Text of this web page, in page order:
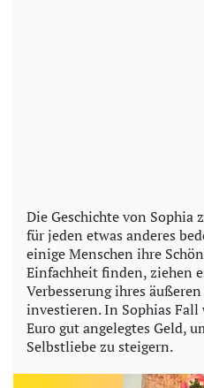
Die Geschichte von Sophia
für jeden etwas anderes
einige Menschen ihre
Einfachheit finden, ziehen
Verbesserung ihres
investieren. In Sophias
Euro gut angelegtes Geld,
Selbstliebe zu steigern.